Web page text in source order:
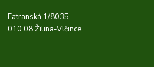
Fatranská 1/8035
010 08 Žilina-Vlčince